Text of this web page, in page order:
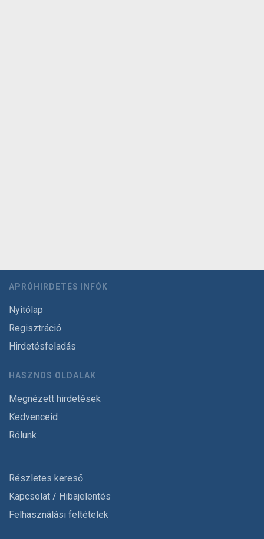
APRÓHIRDETÉS INFÓK
Nyitólap
Regisztráció
Hirdetésfeladás
HASZNOS OLDALAK
Megnézett hirdetések
Kedvenceid
Rólunk
Részletes kereső
Kapcsolat / Hibajelentés
Felhasználási feltételek